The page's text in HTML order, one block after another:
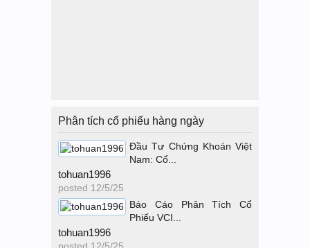
Phân tích cổ phiếu hàng ngày
Đầu Tư Chứng Khoán Việt
Nam: Cổ...
tohuan1996
posted 12/5/25
Báo Cáo Phân Tích Cổ
Phiếu VCI...
tohuan1996
posted 12/5/25